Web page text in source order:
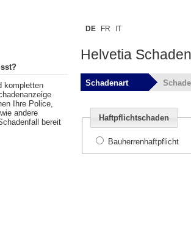
DE FR IT
kompletten
Ihre Police,
andere
bereit
Helvetia
Schadenart
Haftpflichtschaden
Bauherrenhaftpflicht